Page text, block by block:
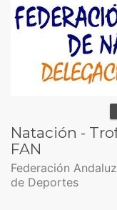
Natación -
FAN
Federación
de Deportes